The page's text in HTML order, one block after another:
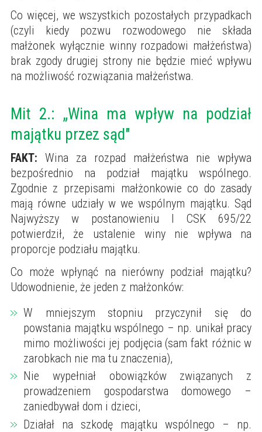
Co więcej, we wszystkich pozostałych przypadkach
(czyli kiedy pozwu rozwodowego nie składa
małżonek wyłącznie winny rozpadowi małżeństwa)
brak zgody drugiej strony nie będzie mieć wpływu
na możliwość rozwiązania małżeństwa.
Mit 2.: „Wina ma wpływ na podział
majątku przez sąd"
FAKT: Wina za rozpad małżeństwa nie wpływa
bezpośrednio na podział majątku wspólnego.
Zgodnie z przepisami małżonkowie co do zasady
mają równe udziały w we wspólnym majątku. Sąd
Najwyższy w postanowieniu I CSK 695/22
potwierdził, że ustalenie winy nie wpływa na
proporcje podziału majątku.
Co może wpłynąć na nierówny podział majątku?
Udowodnienie, że jeden z małżonków:
W mniejszym stopniu przyczynił się do
powstania majątku wspólnego – np. unikał pracy
mimo możliwości jej podjęcia (sam fakt różnic w
zarobkach nie ma tu znaczenia),
Nie wypełniał obowiązków związanych z
prowadzeniem gospodarstwa domowego –
zaniedbywał dom i dzieci,
Działał na szkodę majątku wspólnego – np.